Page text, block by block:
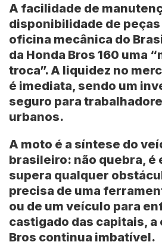
A facilidade de
disponibilidade de
oficina mecânica do
da Honda Bros 160 uma
troca”. A liquidez no
é imediata, sendo um
seguro para
urbanos.
A moto é a síntese do
brasileiro: não quebra, é
supera qualquer
precisa de uma
ou de um veículo para
castigado das capitais, a
Bros continua imbatível.